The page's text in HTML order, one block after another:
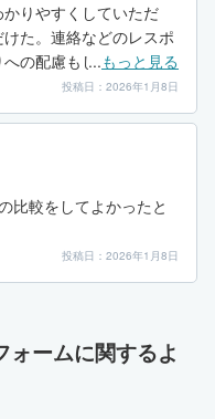
りやすくしていただ
た。連絡などのレスポ
の配慮もしっかりあ
てくれたので良かった。
...もっと見る
投稿日：2026年1月8日
比較をしてよかったと
投稿日：2026年1月8日
ームに関するよ